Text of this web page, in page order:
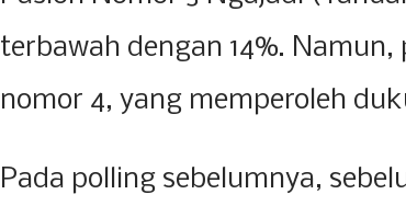
terbawah dengan 14%.
nomor 4, yang memperoleh
Pada polling sebelumnya,